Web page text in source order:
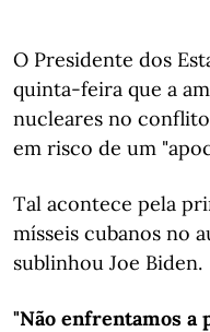
O Presidente dos
quinta-feira que a
nucleares no
em risco de um
Tal acontece pela
mísseis cubanos no
sublinhou Joe Biden.
"Não enfrentamos a